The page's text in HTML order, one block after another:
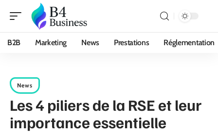
B2B Marketing News Prestations Réglementation
News
Les 4 piliers de la RSE et leur
importance essentielle